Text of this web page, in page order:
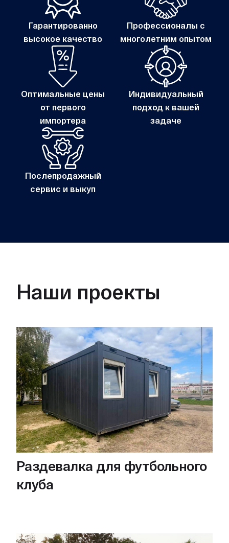
Гарантированно
высокое качество
Профессионалы с
многолетним опытом
Оптимальные цены
от первого
импортера
Индивидуальный
подход к вашей
задаче
Послепродажный
сервис и выкуп
Наши проекты
Раздевалка для футбольного
клуба